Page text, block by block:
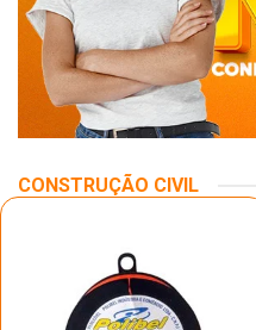
CONSTRUÇÃO CIVIL